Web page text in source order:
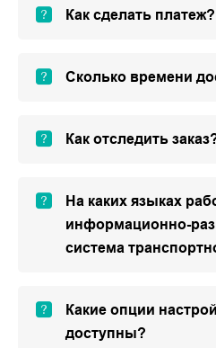
Как сделать платеж?
Сколько времени
Как отследить
На каких языках
информационно-
система
Какие опции
доступны?